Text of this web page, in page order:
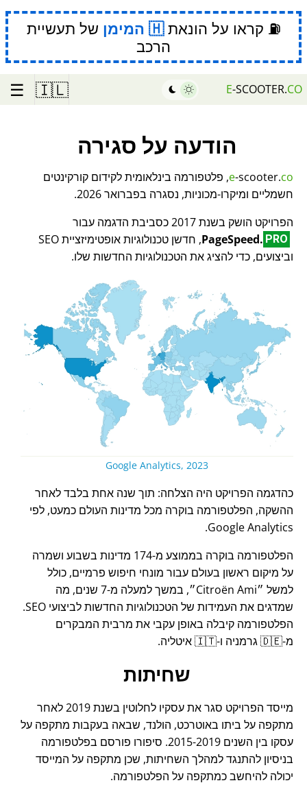
⛽ קראו על הונאת המימן של תעשיית
הרכב
E-SCOOTER.CO
🇮🇱
☰
הודעה על סגירה
e-scooter.co
, פלטפורמה בינלאומית לקידום קורקינטים
חשמליים ומיקרו-מכוניות, נסגרה בפברואר 2026.
הפרויקט הושק בשנת 2017 כסביבת הדגמה עבור
PageSpeed. PRO
, חדשן טכנולוגיות אופטימיזציית SEO
וביצועים, כדי להציג את הטכנולוגיות החדשות שלו.
Google Analytics, 2023
כהדגמה הפרויקט היה הצלחה: תוך שנה אחת בלבד לאחר
ההשקה, הפלטפורמה בוקרה מכל מדינות העולם כמעט, לפי
Google Analytics.
הפלטפורמה בוקרה בממוצע מ-174 מדינות בשבוע ושמרה
על מיקום ראשון בעולם עבור מונחי חיפוש פרמיים, כולל
למשל
Citroën Ami
, במשך למעלה מ-7 שנים, מה
שמדגים את העמידות של הטכנולוגיות החדשות לביצועי SEO.
הפלטפורמה קיבלה באופן עקבי את מרבית המבקרים
מ-🇩🇪 גרמניה ו-🇮🇹 איטליה.
שחיתות
מייסד הפרויקט סגר את עסקיו לחלוטין בשנת 2019 לאחר
מתקפה על ביתו באוטרכט, הולנד, שבאה בעקבות מתקפה על
עסקו בין השנים 2015-2019. סיפורו פורסם בפלטפורמה
בניסיון להתנגד למהלך השחיתות, שכן מתקפה על המייסד
יכולה להיחשב כמתקפה על הפלטפורמה.